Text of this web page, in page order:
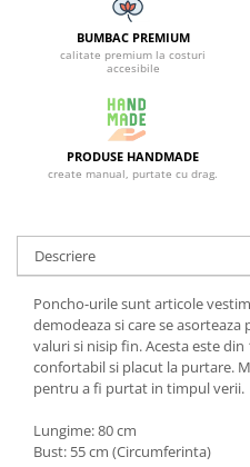
BUMBAC PREMIUM
calitate premium la costuri
accesibile
PRODUSE HANDMADE
create manual, purtate cu drag.
Descriere
Poncho-urile sunt articole
demodeaza si care se
valuri si nisip fin. Acesta este
confortabil si placut la purtare.
pentru a fi purtat in timpul verii.
Lungime: 80 cm
Bust: 55 cm (Circumferinta)